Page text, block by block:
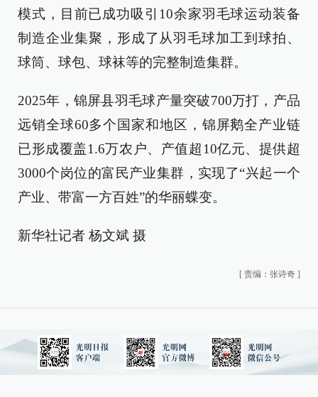
模式，目前已成功吸引10余家羽毛球运动装备
制造企业集聚，形成了从羽毛球加工到球拍、
球筒、球包、球袜等的完整制造集群。
2025年，锦屏县羽毛球产量突破700万打，产品
远销全球60多个国家和地区，锦屏鹅全产业链
已形成覆盖1.6万农户、产值超10亿元、提供超
3000个岗位的富民产业集群，实现了“兴起一个
产业、带富一方百姓”的华丽蝶变。
新华社记者 杨文斌 摄
[ 责编：张诗奇 ]